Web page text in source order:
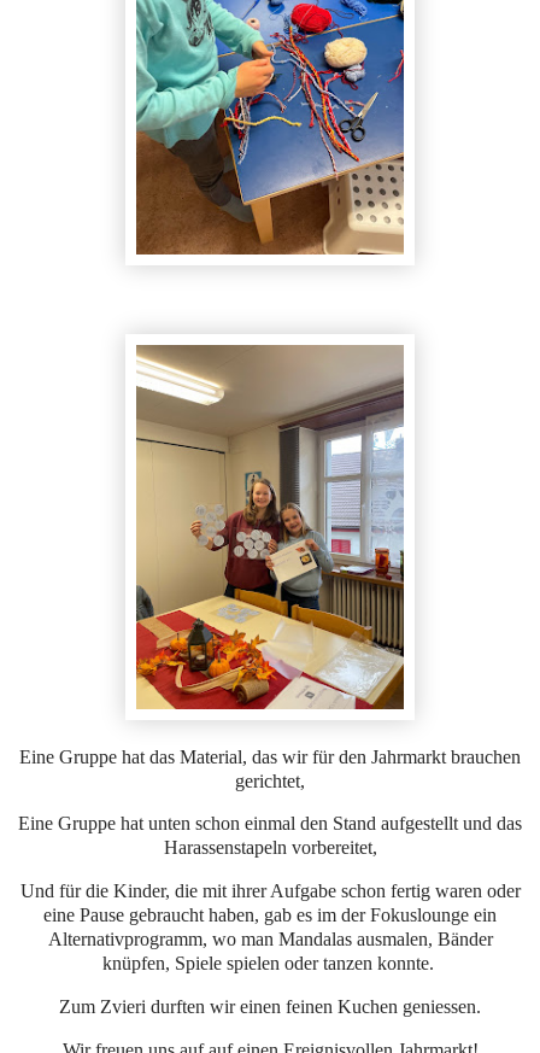
Eine Gruppe hat das Material, das wir für den Jahrmarkt brauchen
gerichtet,
Eine Gruppe hat unten schon einmal den Stand aufgestellt und das
Harassenstapeln vorbereitet,
Und für die Kinder, die mit ihrer Aufgabe schon fertig waren oder
eine Pause gebraucht haben, gab es im der Fokuslounge ein
Alternativprogramm, wo man Mandalas ausmalen, Bänder
knüpfen, Spiele spielen oder tanzen konnte.
Zum Zvieri durften wir einen feinen Kuchen geniessen.